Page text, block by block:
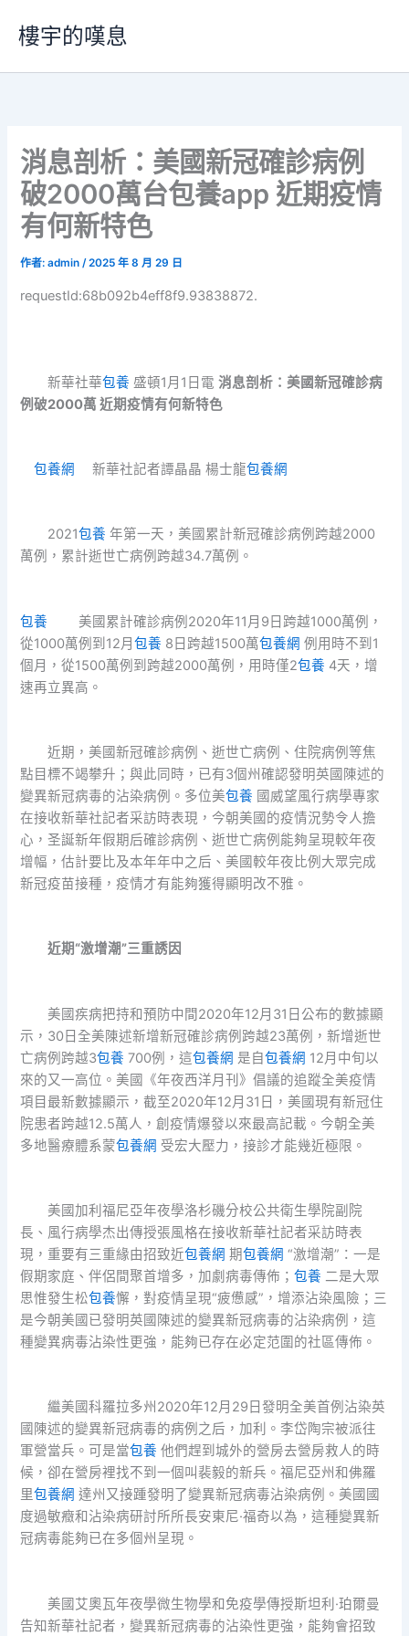
要
樓宇的嘆息
消息剖析：美國新冠確診病例
破2000萬台包養app 近期疫情
有何新特色
作者:admin/2025 年 8 月 29 日
requestId:68b092b4eff8f9.93838872.
新華社華包養 盛頓1月1日電消息剖析：美國新冠確診病
例破2000萬 近期疫情有何新特色
包養網 新華社記者譚晶晶 楊士龍包養網
2021包養 年第一天，美國累計新冠確診病例跨越2000
萬例，累計逝世亡病例跨越34.7萬例。
包養 美國累計確診病例2020年11月9日跨越1000萬例，
從1000萬例到12月包養 8日跨越1500萬包養網 例用時不到1
個月，從1500萬例到跨越2000萬例，用時僅2包養 4天，增
速再立異高。
近期，美國新冠確診病例、逝世亡病例、住院病例等焦
點目標不竭攀升；與此同時，已有3個州確認發明英國陳述的
變異新冠病毒的沾染病例。多位美包養 國威望風行病學專家
在接收新華社記者采訪時表現，今朝美國的疫情況勢令人擔
心，圣誕新年假期后確診病例、逝世亡病例能夠呈現較年夜
增幅，估計要比及本年年中之后、美國較年夜比例大眾完成
新冠疫苗接種，疫情才有能夠獲得顯明改不雅。
近期“激增潮”三重誘因
美國疾病把持和預防中間2020年12月31日公布的數據顯
示，30日全美陳述新增新冠確診病例跨越23萬例，新增逝世
亡病例跨越3包養 700例，這包養網 是自包養網 12月中旬以
來的又一高位。美國《年夜西洋月刊》倡議的追蹤全美疫情
項目最新數據顯示，截至2020年12月31日，美國現有新冠住
院患者跨越12.5萬人，創疫情爆發以來最高記載。今朝全美
多地醫療體系蒙包養網 受宏大壓力，接診才能幾近極限。
美國加利福尼亞年夜學洛杉磯分校公共衛生學院副院
長、風行病學杰出傳授張風格在接收新華社記者采訪時表
現，重要有三重緣由招致近包養網 期包養網 “激增潮”：一是
假期家庭、伴侶間聚首增多，加劇病毒傳佈；包養 二是大眾
思惟發生松包養懈，對疫情呈現“疲憊感”，增添沾染風險；三
是今朝美國已發明英國陳述的變異新冠病毒的沾染病例，這
種變異病毒沾染性更強，能夠已存在必定范圍的社區傳佈。
繼美國科羅拉多州2020年12月29日發明全美首例沾染英
國陳述的變異新冠病毒的病例之后，加利。李岱陶宗被派往
軍營當兵。可是當包養 他們趕到城外的營房去營房救人的時
候，卻在營房裡找不到一個叫裴毅的新兵。福尼亞州和佛羅
里包養網 達州又接踵發明了變異新冠病毒沾染病例。美國國
度過敏癥和沾染病研討所所長安東尼·福奇以為，這種變異新
冠病毒能夠已在多個州呈現。
美國艾奧瓦年夜學微生物學和免疫學傳授斯坦利·珀爾曼
告知新華社記者，變異新冠病毒的沾染性更強，能夠會招致